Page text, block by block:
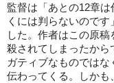
監督は「あとの12章
くには判らないので
した。作者はこの原
殺されてしまったから
ガティブなものでは
伝わってくる。しかも